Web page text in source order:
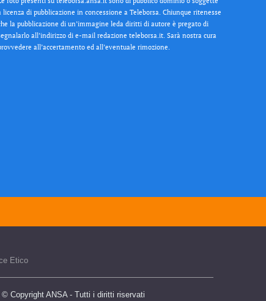
licenza di pubblicazione in concessione a Teleborsa. Chiunque ritenesse
la pubblicazione di un’immagine leda diritti di autore è pregato di
all’indirizzo di e-mail redazione teleborsa.it. Sarà nostra cura
all’accertamento ed all’eventuale rimozione.
Etico
Copyright ANSA - Tutti i diritti riservati